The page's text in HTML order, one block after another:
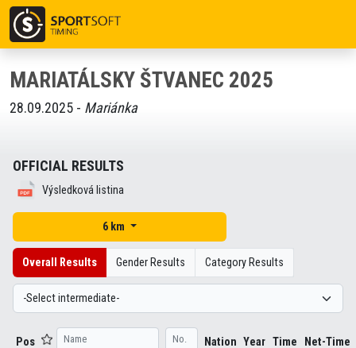
MARIATÁLSKY ŠTVANEC 2025
28.09.2025 - Mariánka
OFFICIAL RESULTS
Výsledková listina
6 km
Overall Results Gender Results Category Results
Pos Nation Year Time Net-Time